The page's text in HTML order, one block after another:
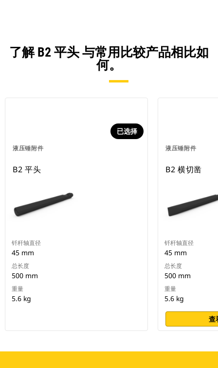
了解 B2 平头 与常用比较产品相比如
何。
液压锤附件
已选择
B2 平头
钎杆轴直径
45 mm
总长度
500 mm
重量
5.6 kg
液压锤附件
B2 横切凿
钎杆轴直径
45 mm
总长度
500 mm
重量
5.6 kg
查